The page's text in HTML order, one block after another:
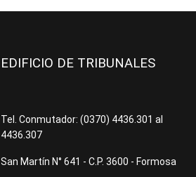
EDIFICIO DE TRIBUNALES
Tel. Conmutador: (0370) 4436.301 al
4436.307
San Martín N° 641 - C.P. 3600 - Formosa